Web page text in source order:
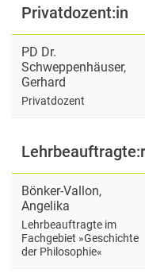
Privatdozent:in
PD Dr.
Schweppenhäuser,
Gerhard
Privatdozent
Lehrbeauftragte:r
Bönker-Vallon,
Angelika
Lehrbeauftragte im
Fachgebiet »Geschichte
der Philosophie«